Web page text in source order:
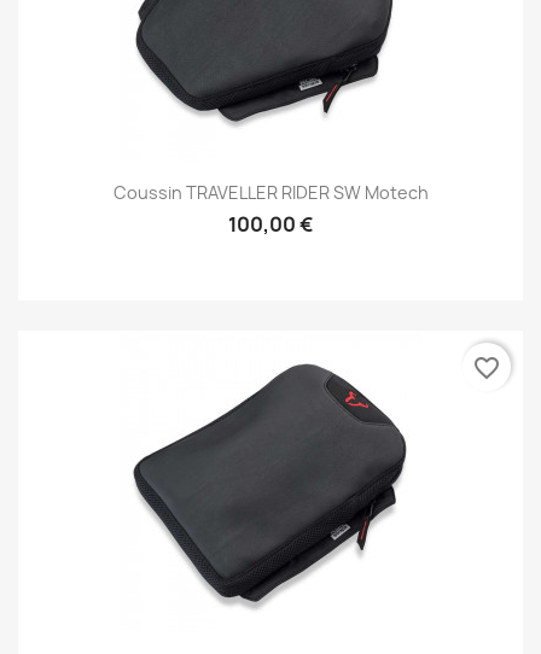
Coussin TRAVELLER RIDER SW Motech
100,00 €
favorite_border